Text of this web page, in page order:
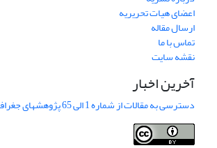
اعضای هیات تحریریه
ارسال مقاله
تماس با ما
نقشه سایت
آخرین اخبار
دسترسی به مقالات از شماره 1 الی 65 پژوهشهای جغرافیایی